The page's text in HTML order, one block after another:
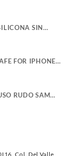
SIN
FOR IPHONE
RUDO SAM
Col. Del Valle,